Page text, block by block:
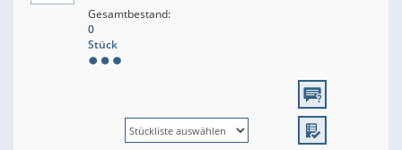
Gesamtbestand:
0
Stück